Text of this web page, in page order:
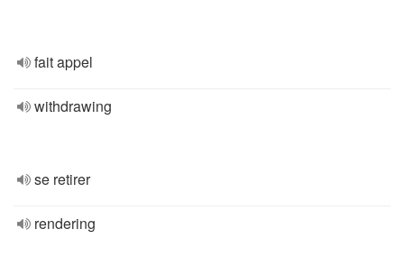
fait appel
withdrawing
se retirer
rendering